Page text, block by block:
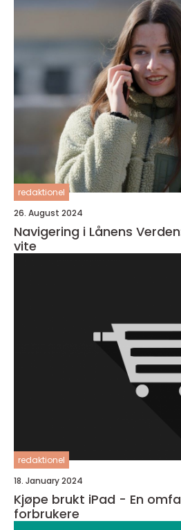
redaktionel
26. August 2024
Navigering i Lånens
vite
redaktionel
18. January 2024
Kjøpe brukt iPad - En
forbrukere